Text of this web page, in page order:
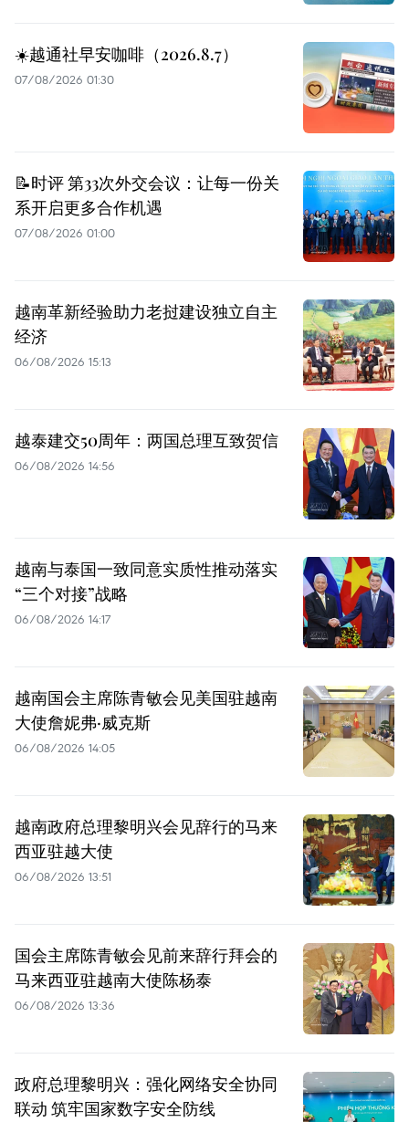
☀️越通社早安咖啡（2026.8.7）
07/08/2026 01:30
📝时评 第33次外交会议：让每一份关
系开启更多合作机遇
07/08/2026 01:00
越南革新经验助力老挝建设独立自主
经济
06/08/2026 15:13
越泰建交50周年：两国总理互致贺信
06/08/2026 14:56
越南与泰国一致同意实质性推动落实
“三个对接”战略
06/08/2026 14:17
越南国会主席陈青敏会见美国驻越南
大使詹妮弗·威克斯
06/08/2026 14:05
越南政府总理黎明兴会见辞行的马来
西亚驻越大使
06/08/2026 13:51
国会主席陈青敏会见前来辞行拜会的
马来西亚驻越南大使陈杨泰
06/08/2026 13:36
政府总理黎明兴：强化网络安全协同
联动 筑牢国家数字安全防线